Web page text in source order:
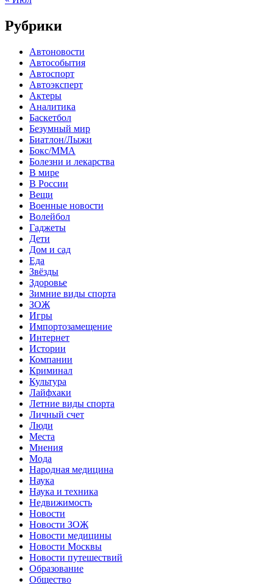
Рубрики
Автоновости
Автособытия
Автоспорт
Автоэксперт
Актеры
Аналитика
Баскетбол
Безумный мир
Биатлон/Лыжи
Бокс/MMA
Болезни и лекарства
В мире
В России
Вещи
Военные новости
Волейбол
Гаджеты
Дети
Дом и сад
Еда
Звёзды
Здоровье
Зимние виды спорта
ЗОЖ
Игры
Импортозамещение
Интернет
Истории
Компании
Криминал
Культура
Лайфхаки
Летние виды спорта
Личный счет
Люди
Места
Мнения
Мода
Народная медицина
Наука
Наука и техника
Недвижимость
Новости
Новости ЗОЖ
Новости медицины
Новости Москвы
Новости путешествий
Образование
Общество